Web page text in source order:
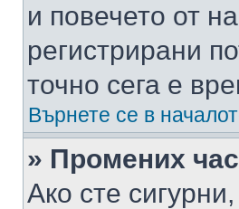
и повечето от
регистрирани
точно сега е
Върнете се в
» Промених
Ако сте